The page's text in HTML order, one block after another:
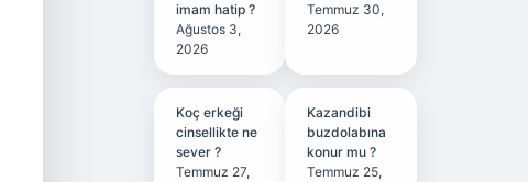
imam hatip ?
Ağustos 3,
2026
Temmuz 30,
2026
Koç erkeği
cinsellikte ne
sever ?
Temmuz 27,
Kazandibi
buzdolabına
konur mu ?
Temmuz 25,